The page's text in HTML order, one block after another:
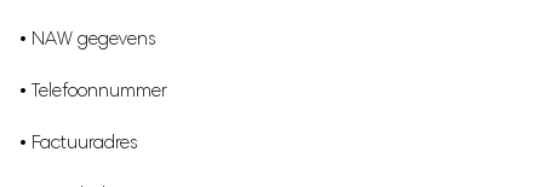
• NAW gegevens
• Telefoonnummer
• Factuuradres